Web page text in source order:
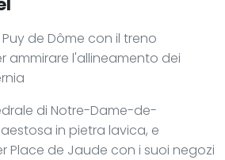
de Dôme con il treno
ammirare l'allineamento dei
di Notre-Dame-de-
in pietra lavica, e
Place de Jaude con i suoi negozi